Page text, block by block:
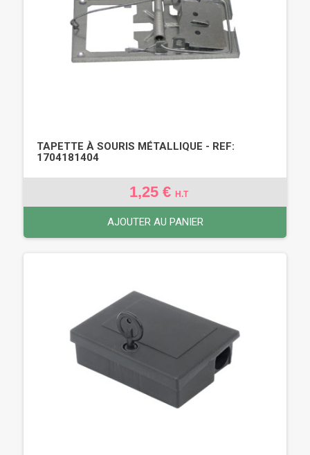
TAPETTE À SOURIS MÉTALLIQUE - REF:
1704181404
1,25 € H.T
AJOUTER AU PANIER